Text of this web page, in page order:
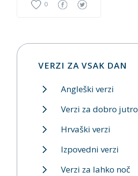
0
VERZI ZA VSAK DAN
Angleški verzi
Verzi za dobro jutro
Hrvaški verzi
Izpovedni verzi
Verzi za lahko noč